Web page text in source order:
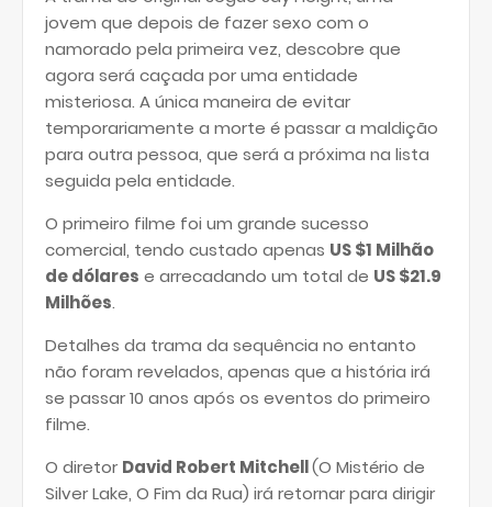
jovem que depois de fazer sexo com o
namorado pela primeira vez, descobre que
agora será caçada por uma entidade
misteriosa. A única maneira de evitar
temporariamente a morte é passar a maldição
para outra pessoa, que será a próxima na lista
seguida pela entidade.
O primeiro filme foi um grande sucesso
comercial, tendo custado apenas US $1 Milhão
de dólares e arrecadando um total de US $21.9
Milhões.
Detalhes da trama da sequência no entanto
não foram revelados, apenas que a história irá
se passar 10 anos após os eventos do primeiro
filme.
O diretor David Robert Mitchell(O Mistério de
Silver Lake, O Fim da Rua) irá retornar para dirigir